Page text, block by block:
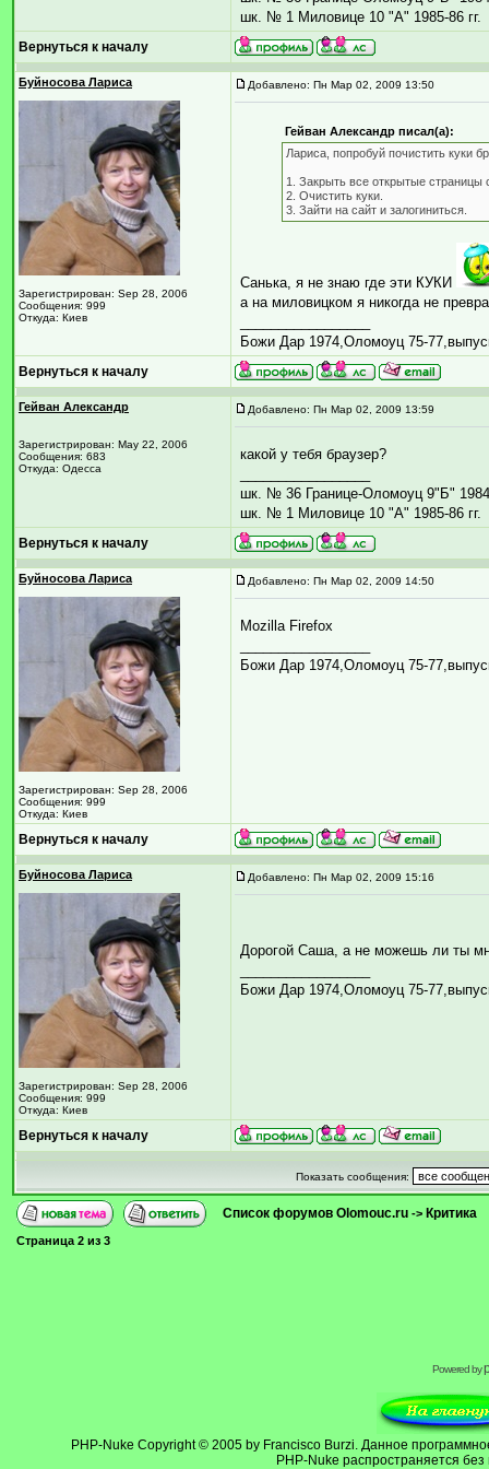
шк. № 1 Миловице 10 "А" 1985-86 гг.
Вернуться к началу
Буйносова Лариса
Зарегистрирован: Sep 28, 2006
Сообщения: 999
Откуда: Киев
Добавлено: Пн Мар 02, 2009 13:50
Гейван Александр писал(а):
Лариса, попробуй почистить куки
1. Закрыть все открытые страницы
2. Очистить куки.
3. Зайти на сайт и залогиниться.
Санька, я не знаю где эти КУКИ
а на миловицком я никогда не
Божи Дар 1974,Оломоуц 75-
Вернуться к началу
Гейван Александр
Зарегистрирован: May 22, 2006
Сообщения: 683
Откуда: Одесса
Добавлено: Пн Мар 02, 2009 13:59
какой у тебя браузер?
шк. № 36 Границе-Оломоуц 9"Б"
шк. № 1 Миловице 10 "А" 1985-86 гг.
Вернуться к началу
Буйносова Лариса
Зарегистрирован: Sep 28, 2006
Сообщения: 999
Откуда: Киев
Добавлено: Пн Мар 02, 2009 14:50
Mozilla Firefox
Божи Дар 1974,Оломоуц 75-
Вернуться к началу
Буйносова Лариса
Зарегистрирован: Sep 28, 2006
Сообщения: 999
Откуда: Киев
Добавлено: Пн Мар 02, 2009 15:16
Дорогой Саша, а не можешь ли ты
Божи Дар 1974,Оломоуц 75-
Вернуться к началу
Показать сообщения:
Список форумов Olomouc.ru -> Критика
Страница 2 из 3
Powered by
PHP-Nuke Copyright © 2005 by Francisco Burzi. Данное
PHP-Nuke распространяется